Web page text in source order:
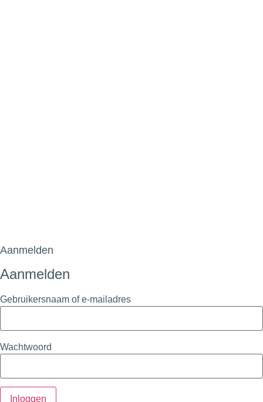
Aanmelden
Aanmelden
Gebruikersnaam of e-mailadres
Wachtwoord